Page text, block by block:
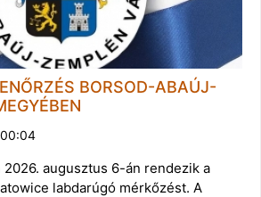
BORSOD-ABAÚJ-
2026. augusztus 6-án rendezik a
labdarúgó mérkőzést. A